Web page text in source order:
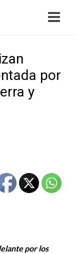
por
y
por los